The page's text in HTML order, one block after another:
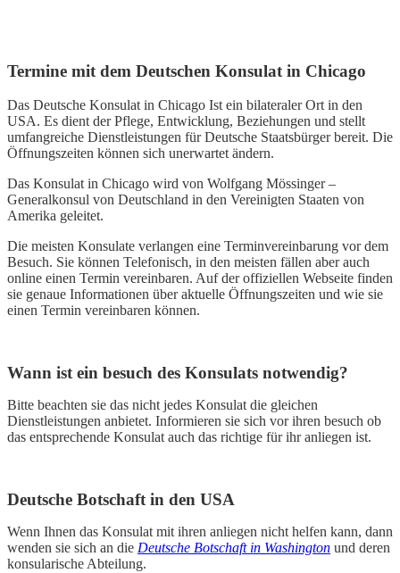
Termine mit dem Deutschen Konsulat in Chicago
Das Deutsche Konsulat in Chicago Ist ein bilateraler Ort in den
USA. Es dient der Pflege, Entwicklung, Beziehungen und stellt
umfangreiche Dienstleistungen für Deutsche Staatsbürger bereit. Die
Öffnungszeiten können sich unerwartet ändern.
Das Konsulat in Chicago wird von Wolfgang Mössinger –
Generalkonsul von Deutschland in den Vereinigten Staaten von
Amerika geleitet.
Die meisten Konsulate verlangen eine Terminvereinbarung vor dem
Besuch. Sie können Telefonisch, in den meisten fällen aber auch
online einen Termin vereinbaren. Auf der offiziellen Webseite finden
sie genaue Informationen über aktuelle Öffnungszeiten und wie sie
einen Termin vereinbaren können.
Wann ist ein besuch des Konsulats notwendig?
Bitte beachten sie das nicht jedes Konsulat die gleichen
Dienstleistungen anbietet. Informieren sie sich vor ihren besuch ob
das entsprechende Konsulat auch das richtige für ihr anliegen ist.
Deutsche Botschaft in den USA
Wenn Ihnen das Konsulat mit ihren anliegen nicht helfen kann, dann
wenden sie sich an die Deutsche Botschaft in Washington und deren
konsularische Abteilung.